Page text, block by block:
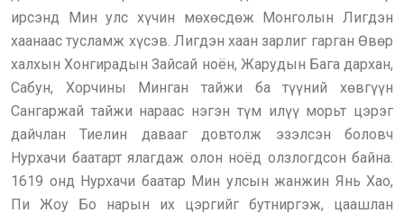
ирсэнд Мин улс хүчин мөхөсдөж Монголын Лигдэн
хаанаас тусламж хүсэв. Лигдэн хаан зарлиг гарган Өвөр
халхын Хонгирадын Зайсай ноён, Жарудын Бага дархан,
Сабун, Хорчины Минган тайжи ба түүний хөвгүүн
Сангаржай тайжи нараас нэгэн түм илүү морьт цэрэг
дайчлан Тиелин давааг довтолж эзэлсэн боловч
Нурхачи баатарт ялагдаж олон ноёд олзлогдсон байна.
1619 онд Нурхачи баатар Мин улсын жанжин Янь Хао,
Пи Жоу Бо нарын их цэргийг бутниргэж, цаашлан